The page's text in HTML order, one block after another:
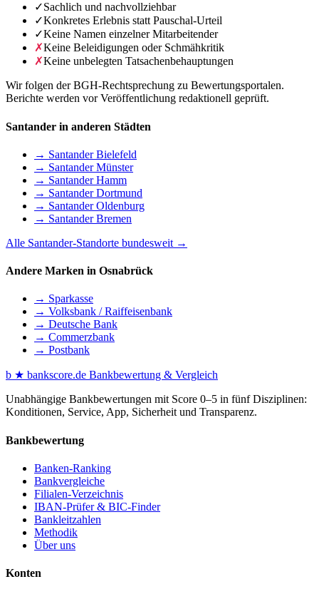
✓Sachlich und nachvollziehbar
✓Konkretes Erlebnis statt Pauschal-Urteil
✓Keine Namen einzelner Mitarbeitender
✗Keine Beleidigungen oder Schmähkritik
✗Keine unbelegten Tatsachenbehauptungen
Wir folgen der BGH-Rechtsprechung zu Bewertungsportalen.
Berichte werden vor Veröffentlichung redaktionell geprüft.
Santander in anderen Städten
→ Santander Bielefeld
→ Santander Münster
→ Santander Hamm
→ Santander Dortmund
→ Santander Oldenburg
→ Santander Bremen
Alle Santander-Standorte bundesweit →
Andere Marken in Osnabrück
→ Sparkasse
→ Volksbank / Raiffeisenbank
→ Deutsche Bank
→ Commerzbank
→ Postbank
b ★ bankscore.de Bankbewertung & Vergleich
Unabhängige Bankbewertungen mit Score 0–5 in fünf Disziplinen:
Konditionen, Service, App, Sicherheit und Transparenz.
Bankbewertung
Banken-Ranking
Bankvergleiche
Filialen-Verzeichnis
IBAN-Prüfer & BIC-Finder
Bankleitzahlen
Methodik
Über uns
Konten